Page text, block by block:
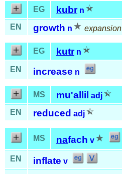
EG kubr n
EN growth n expansion
EG kutr n
EN increase n
MS mu'al lil adj
EN reduced adj
MS nafach v
EN
inflate v